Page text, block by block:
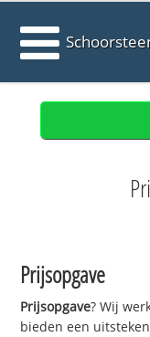
Prijsopgave
Prijsopgave? Wij
bieden een